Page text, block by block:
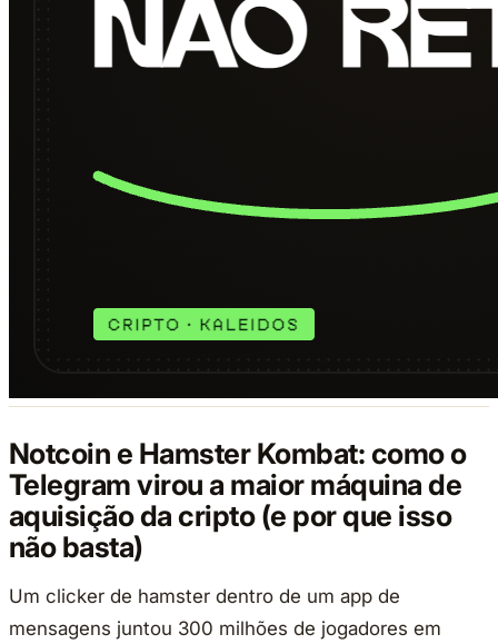
Notcoin e Hamster Kombat: como o
Telegram virou a maior máquina de
aquisição da cripto (e por que isso
não basta)
Um clicker de hamster dentro de um app de
mensagens juntou 300 milhões de jogadores em